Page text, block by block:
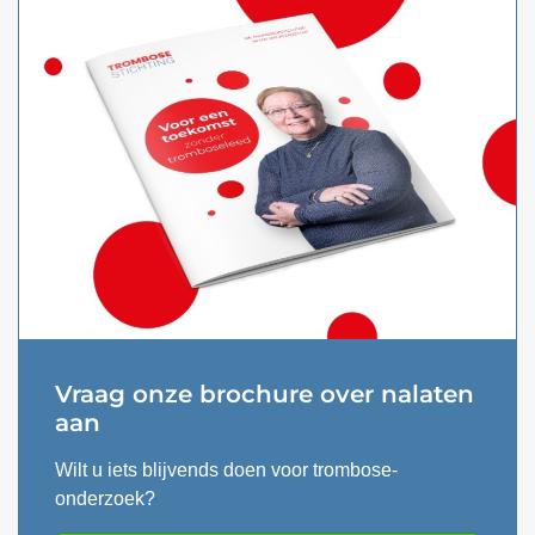
Vraag onze brochure over nalaten
aan
Wilt u iets blijvends doen voor trombose-
onderzoek?